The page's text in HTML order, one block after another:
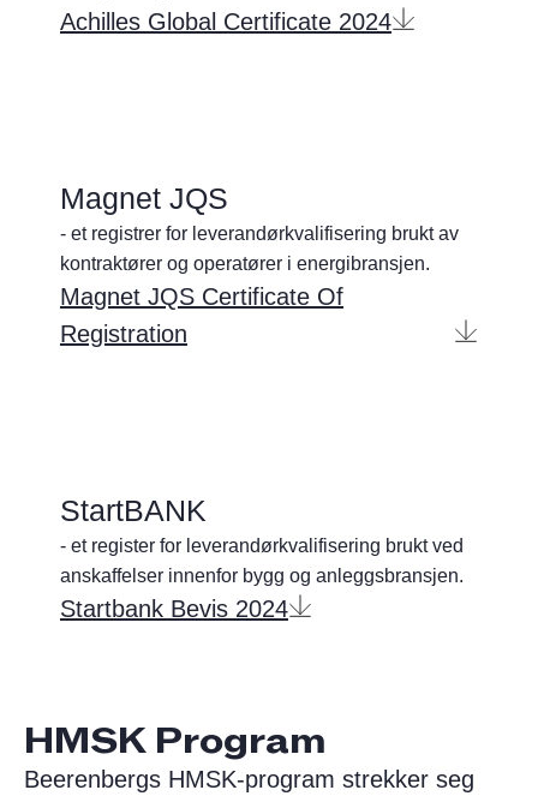
Achilles Global Certificate 2024
Magnet JQS
- et registrer for leverandørkvalifisering brukt av
kontraktører og operatører i energibransjen.
Magnet JQS Certificate Of
Registration
StartBANK
- et register for leverandørkvalifisering brukt ved
anskaffelser innenfor bygg og anleggsbransjen.
Startbank Bevis 2024
HMSK Program
Beerenbergs HMSK-program strekker seg